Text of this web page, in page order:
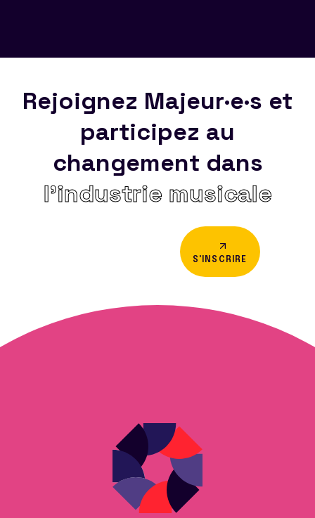
Rejoignez Majeur·e·s et
participez au
changement dans
l’industrie musicale
S'INSCRIRE